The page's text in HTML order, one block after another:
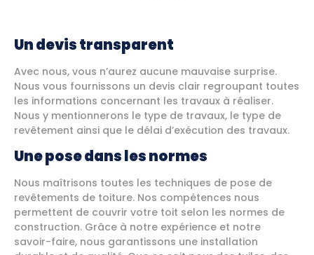
Un devis transparent
Avec nous, vous n’aurez aucune mauvaise surprise.
Nous vous fournissons un devis clair regroupant toutes
les informations concernant les travaux à réaliser.
Nous y mentionnerons le type de travaux, le type de
revêtement ainsi que le délai d’exécution des travaux.
Une pose dans les normes
Nous maîtrisons toutes les techniques de pose de
revêtements de toiture. Nos compétences nous
permettent de couvrir votre toit selon les normes de
construction. Grâce à notre expérience et notre
savoir-faire, nous garantissons une installation